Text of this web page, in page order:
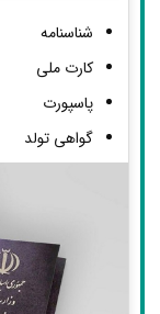
شناسنامه
کارت ملی
پاسپورت
گواهی تولد